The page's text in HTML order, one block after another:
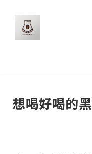
想喝好喝的